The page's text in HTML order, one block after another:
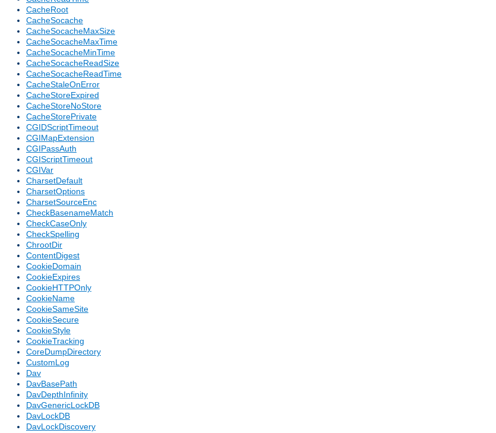
CacheRoot
CacheSocache
CacheSocacheMaxSize
CacheSocacheMaxTime
CacheSocacheMinTime
CacheSocacheReadSize
CacheSocacheReadTime
CacheStaleOnError
CacheStoreExpired
CacheStoreNoStore
CacheStorePrivate
CGIDScriptTimeout
CGIMapExtension
CGIPassAuth
CGIScriptTimeout
CGIVar
CharsetDefault
CharsetOptions
CharsetSourceEnc
CheckBasenameMatch
CheckCaseOnly
CheckSpelling
ChrootDir
ContentDigest
CookieDomain
CookieExpires
CookieHTTPOnly
CookieName
CookieSameSite
CookieSecure
CookieStyle
CookieTracking
CoreDumpDirectory
CustomLog
Dav
DavBasePath
DavDepthInfinity
DavGenericLockDB
DavLockDB
DavLockDiscovery